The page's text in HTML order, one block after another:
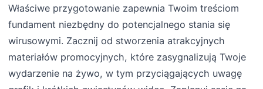
Właściwe przygotowanie zapewnia Twoim treściom
fundament niezbędny do potencjalnego stania się
wirusowymi. Zacznij od stworzenia atrakcyjnych
materiałów promocyjnych, które zasygnalizują Twoje
wydarzenie na żywo, w tym przyciągających uwagę